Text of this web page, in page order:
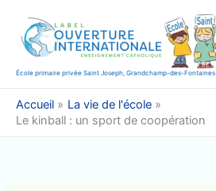
contenu
École primaire privée Saint Joseph, Grandchamp-des-Fontaines
Accueil
La vie de l'école
Le kinball : un sport de coopération